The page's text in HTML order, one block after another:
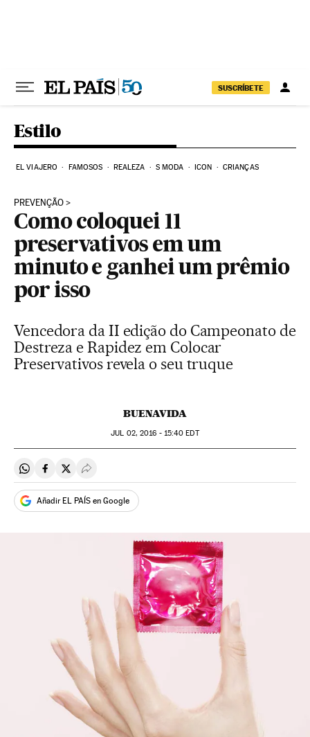
SUSCRÍBETE
Estilo
EL VIAJERO FAMOSOS REALEZA S MODA ICON CRIANÇAS
PREVENÇÃO
Como coloquei 11
preservativos em um
minuto e ganhei um prêmio
por isso
Vencedora da II edição do Campeonato de
Destreza e Rapidez em Colocar
Preservativos revela o seu truque
BUENAVIDA
JUL 02, 2016 - 15:40 EDT
Compartir en Whatsapp
Compartir en Facebook
Compartir en Twitter
Desplegar Redes Sociales
Añadir EL PAÍS en Google